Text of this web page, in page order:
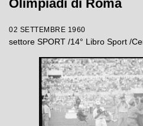
Olimpiadi di Roma
02 SETTEMBRE 1960
settore SPORT /14° Libro Sport /